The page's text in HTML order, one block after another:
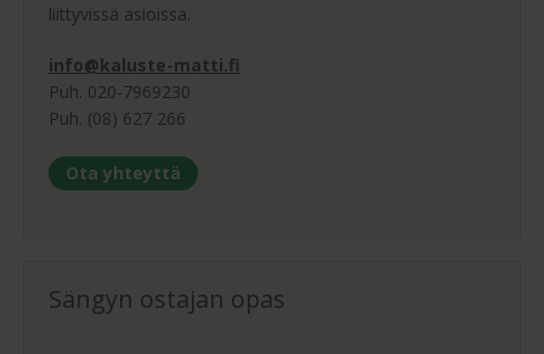
liittyvissä asioissa.
info@kaluste-matti.fi
Puh. 020-7969230
Puh. (08) 627 266
Ota yhteyttä
Sängyn ostajan opas